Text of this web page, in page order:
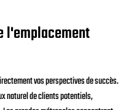
l'emplacement
vos perspectives de succès.
naturel de clients potentiels,